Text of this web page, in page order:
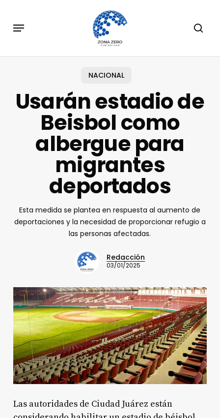
main
Menu
NACIONAL
Usarán estadio de
Beisbol como
albergue para
migrantes
deportados
Esta medida se plantea en respuesta al aumento de
deportaciones y la necesidad de proporcionar refugio a
las personas afectadas.
Redacción
03/01/2025
Las autoridades de Ciudad Juárez están